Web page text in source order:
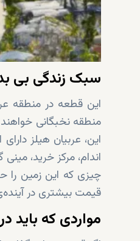
سبک زندگی بی
این قطعه در منطقه
این، عربیان هیلز
اندام، مرکز خرید،
چیزی که این زمین را
قیمت بیشتری در
مواردی که باید